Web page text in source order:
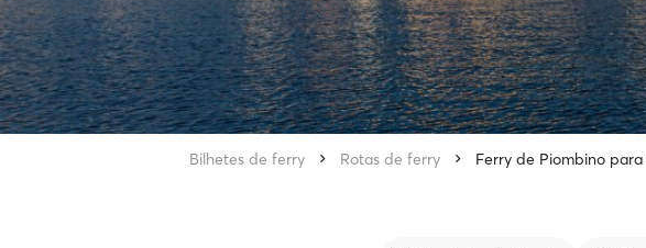
Bilhetes de ferry Rotas de ferry Ferry de Piombino para